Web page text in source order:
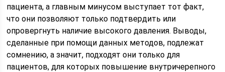
пациента, а главным минусом выступает тот факт,
что они позволяют только подтвердить или
опровергнуть наличие высокого давления. Выводы,
сделанные при помощи данных методов, подлежат
сомнению, а значит, подходят они только для
пациентов, для которых повышение внутричерепного